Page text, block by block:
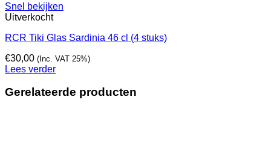
Snel bekijken
Uitverkocht
RCR Tiki Glas Sardinia 46 cl (4 stuks)
€30,00 (Inc. VAT 25%)
Lees verder
Gerelateerde producten